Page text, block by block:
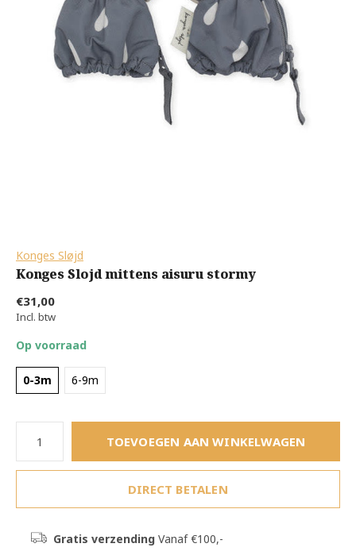
Konges Sløjd
Konges Slojd mittens aisuru stormy
€31,00
Incl. btw
Op voorraad
0-3m 6-9m
TOEVOEGEN AAN WINKELWAGEN
DIRECT BETALEN
Gratis verzendingVanaf €100,-